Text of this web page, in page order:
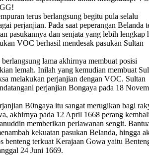
terus berlangsung begitu pula selalu
perjanjian. Pada saat peperangan Belanda
pasukannya dan senjata yang lebih lengkap
VOC berhasil mendesak pasukan Sultan
lama akhirnya membuat posisi
lemah. Inilah yang kemudian membuat
melakukan perjanjian dengan VOC. Sultan
perjanjian Bongaya pada 18
B0ngaya itu sangat merugikan bagi
akhirnya pada 12 April 1668 perang
memberikan perlawanan sengit.
kekuatan pasukan Belanda, hingga
benteng terkuat Kerajaan Gowa yaitu
24 Juni 1669.